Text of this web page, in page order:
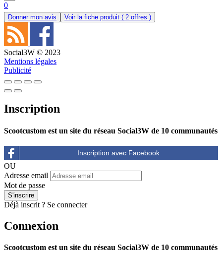
0
Donner mon avis Voir la fiche produit ( 2 offres )
Social3W © 2023
Mentions légales
Publicité
Inscription
Scootcustom est un site du réseau Social3W de 10 communautés
OU
Adresse email
Mot de passe
Déjà inscrit ? Se connecter
Connexion
Scootcustom est un site du réseau Social3W de 10 communautés